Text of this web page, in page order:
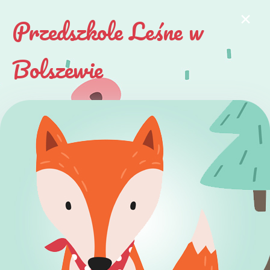
Przedszkole Leśne w
Bolszewie
×